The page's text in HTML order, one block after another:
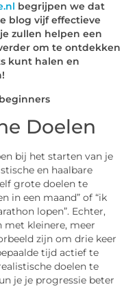
begrijpen we dat
blog vijf effectieve
zullen helpen een
om te ontdekken
kunt halen en
Doelen
bij het starten van je
en haalbare
grote doelen te
in een maand” of “ik
lopen”. Echter,
met kleinere, meer
zijn om drie keer
tijd actief te
doelen te
je je progressie beter